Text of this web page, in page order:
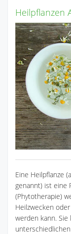
Heilpflanzen
Eine Heilpflanze
genannt) ist eine
(Phytotherapie)
Heilzwecken
werden kann. Sie